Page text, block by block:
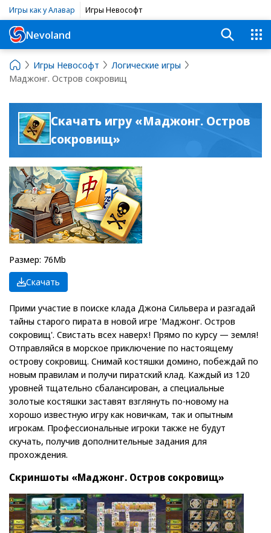
Игры как у Алавар Игры Невософт
Nevoland
Игры Невософт
Логические игры
Маджонг. Остров сокровищ
Скачать игру «Маджонг. Остров
сокровищ»
Размер: 76Mb
Скачать
Прими участие в поиске клада Джона Сильвера и разгадай
тайны старого пирата в новой игре 'Маджонг. Остров
сокровищ'. Свистать всех наверх! Прямо по курсу — земля!
Отправляйся в морское приключение по настоящему
острову сокровищ. Снимай костяшки домино, побеждай по
новым правилам и получи пиратский клад. Каждый из 120
уровней тщательно сбалансирован, а специальные
золотые костяшки заставят взглянуть по-новому на
хорошо известную игру как новичкам, так и опытным
игрокам. Профессиональные игроки также не будут
скучать, получив дополнительные задания для
прохождения.
Скриншоты «Маджонг. Остров сокровищ»